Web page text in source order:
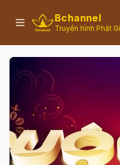
Bchannel
Truyền hình Phật